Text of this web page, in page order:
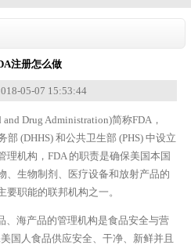
注册怎么做
05-07 15:53:44
Drug Administration)简称FDA，
(DHHS) 和公共卫生部 (PHS) 中设立
理机构，FDA 的职责是确保美国本国
、生物制剂、医疗设备和放射产品的
职能的联邦机构之一。
海产品的管理机构是食品安全与营
国人食品供应安全、干净、新鲜并且